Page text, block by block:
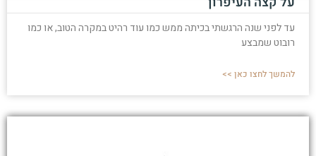
עד לפני שנה הרגשתי בכיתה ממש כמו עוד רהיט במקרה הטוב, או כמו
רובוט שמבצע
להמשך לחצו כאן >>